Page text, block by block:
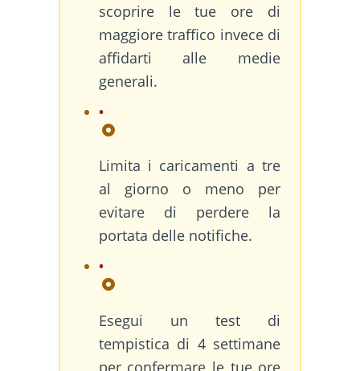
scoprire le tue ore di
maggiore traffico invece di
affidarti alle medie
generali.
Limita i caricamenti a tre
al giorno o meno per
evitare di perdere la
portata delle notifiche.
Esegui un test di
tempistica di 4 settimane
per confermare le tue ore